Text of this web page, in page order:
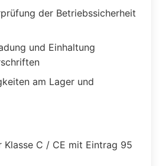
der Betriebssicherheit
und Einhaltung
am Lager und
Klasse C / CE mit Eintrag 95